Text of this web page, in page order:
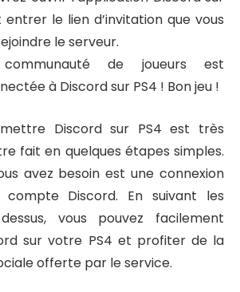
le lien d’invitation que vous
le serveur.
de joueurs est
à Discord sur PS4 ! Bon jeu !
mettre Discord sur PS4 est très
fait en quelques étapes simples.
avez besoin est une connexion
Discord. En suivant les
vous pouvez facilement
sur votre PS4 et profiter de la
offerte par le service.